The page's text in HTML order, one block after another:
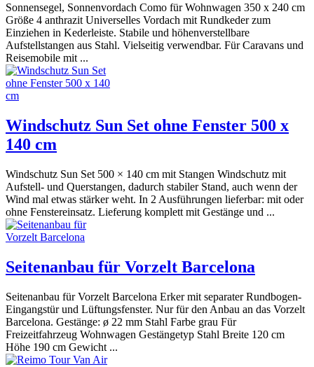
Sonnensegel, Sonnenvordach Como für Wohnwagen 350 x 240 cm
Größe 4 anthrazit Universelles Vordach mit Rundkeder zum
Einziehen in Kederleiste. Stabile und höhenverstellbare
Aufstellstangen aus Stahl. Vielseitig verwendbar. Für Caravans und
Reisemobile mit ...
Windschutz Sun Set ohne Fenster 500 x
140 cm
Windschutz Sun Set 500 × 140 cm mit Stangen Windschutz mit
Aufstell- und Querstangen, dadurch stabiler Stand, auch wenn der
Wind mal etwas stärker weht. In 2 Ausführungen lieferbar: mit oder
ohne Fenstereinsatz. Lieferung komplett mit Gestänge und ...
Seitenanbau für Vorzelt Barcelona
Seitenanbau für Vorzelt Barcelona Erker mit separater Rundbogen-
Eingangstür und Lüftungsfenster. Nur für den Anbau an das Vorzelt
Barcelona. Gestänge: ø 22 mm Stahl Farbe grau Für
Freizeitfahrzeug Wohnwagen Gestängetyp Stahl Breite 120 cm
Höhe 190 cm Gewicht ...